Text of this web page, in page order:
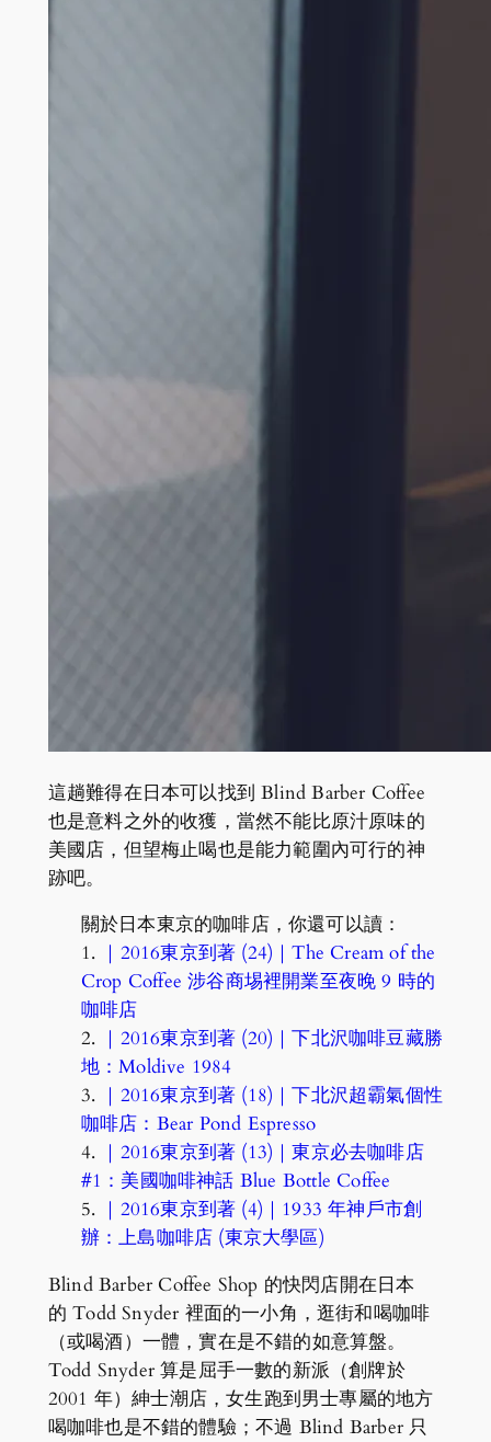
這趟難得在日本可以找到 Blind Barber Coffee
也是意料之外的收獲，當然不能比原汁原味的
美國店，但望梅止喝也是能力範圍內可行的神
跡吧。
關於日本東京的咖啡店，你還可以讀：
1. ｜2016東京到著 (24)｜The Cream of the
Crop Coffee 涉谷商埸裡開業至夜晚 9 時的
咖啡店
2. ｜2016東京到著 (20)｜下北沢咖啡豆藏勝
地：Moldive 1984
3. ｜2016東京到著 (18)｜下北沢超霸氣個性
咖啡店：Bear Pond Espresso
4. ｜2016東京到著 (13)｜東京必去咖啡店
#1：美國咖啡神話 Blue Bottle Coffee
5. ｜2016東京到著 (4)｜1933 年神戶市創
辦：上島咖啡店 (東京大學區)
Blind Barber Coffee Shop 的快閃店開在日本
的 Todd Snyder 裡面的一小角，逛街和喝咖啡
（或喝酒）一體，實在是不錯的如意算盤。
Todd Snyder 算是屈手一數的新派（創牌於
2001 年）紳士潮店，女生跑到男士專屬的地方
喝咖啡也是不錯的體驗；不過 Blind Barber 只